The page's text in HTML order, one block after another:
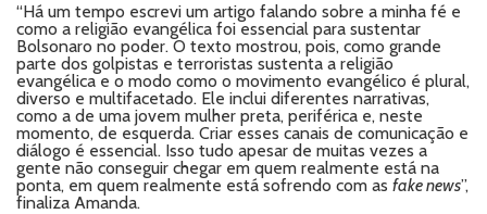
“Há um tempo escrevi um artigo falando sobre a minha fé e
como a religião evangélica foi essencial para sustentar
Bolsonaro no poder. O texto mostrou, pois, como grande
parte dos golpistas e terroristas sustenta a religião
evangélica e o modo como o movimento evangélico é plural,
diverso e multifacetado. Ele inclui diferentes narrativas,
como a de uma jovem mulher preta, periférica e, neste
momento, de esquerda. Criar esses canais de comunicação e
diálogo é essencial. Isso tudo apesar de muitas vezes a
gente não conseguir chegar em quem realmente está na
ponta, em quem realmente está sofrendo com as fake news”,
finaliza Amanda.